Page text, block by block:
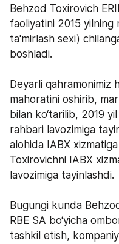
Behzod Toxirovich
faoliyatini 2015
ta'mirlash sexi)
boshladi.
Deyarli qahramonimiz
mahoratini oshirib,
bilan ko‘tarilib, 2019
rahbari lavozimiga
alohida IABX
Toxirovichni IABX
lavozimiga tayinlashdi.
Bugungi kunda
RBE SA bo‘yicha
tashkil etish,